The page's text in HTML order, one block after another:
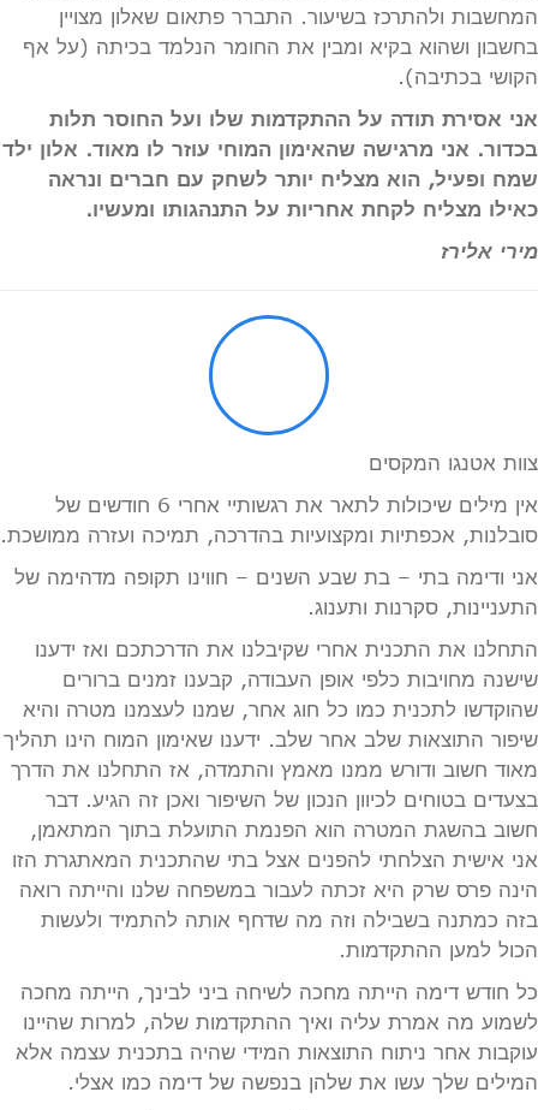
המחשבות ולהתרכז בשיעור. התברר פתאום שאלון מצויין
בחשבון ושהוא בקיא ומבין את החומר הנלמד בכיתה (על אף
הקושי בכתיבה).
אני אסירת תודה על ההתקדמות שלו ועל החוסר תלות
בכדור. אני מרגישה שהאימון המוחי עוזר לו מאוד. אלון ילד
שמח ופעיל, הוא מצליח יותר לשחק עם חברים ונראה
כאילו מצליח לקחת אחריות על התנהגותו ומעשיו.
מירי אלירז
צוות אטנגו המקסים
אין מילים שיכולות לתאר את רגשותיי אחרי 6 חודשים של
סובלנות, אכפתיות ומקצועיות בהדרכה, תמיכה ועזרה ממושכת.
אני ודימה בתי – בת שבע השנים – חווינו תקופה מדהימה של
התעניינות, סקרנות ותענוג.
התחלנו את התכנית אחרי שקיבלנו את הדרכתכם ואז ידענו
שישנה מחויבות כלפי אופן העבודה, קבענו זמנים ברורים
שהוקדשו לתכנית כמו כל חוג אחר, שמנו לעצמנו מטרה והיא
שיפור התוצאות שלב אחר שלב. ידענו שאימון המוח הינו תהליך
מאוד חשוב ודורש ממנו מאמץ והתמדה, אז התחלנו את הדרך
בצעדים בטוחים לכיוון הנכון של השיפור ואכן זה הגיע. דבר
חשוב בהשגת המטרה הוא הפנמת התועלת בתוך המתאמן,
אני אישית הצלחתי להפנים אצל בתי שהתכנית המאתגרת הזו
הינה פרס שרק היא זכתה לעבור במשפחה שלנו והייתה רואה
בזה כמתנה בשבילה וזה מה שדחף אותה להתמיד ולעשות
הכול למען ההתקדמות.
כל חודש דימה הייתה מחכה לשיחה ביני לבינך, הייתה מחכה
לשמוע מה אמרת עליה ואיך ההתקדמות שלה, למרות שהיינו
עוקבות אחר ניתוח התוצאות המידי שהיה בתכנית עצמה אלא
המילים שלך עשו את שלהן בנפשה של דימה כמו אצלי.